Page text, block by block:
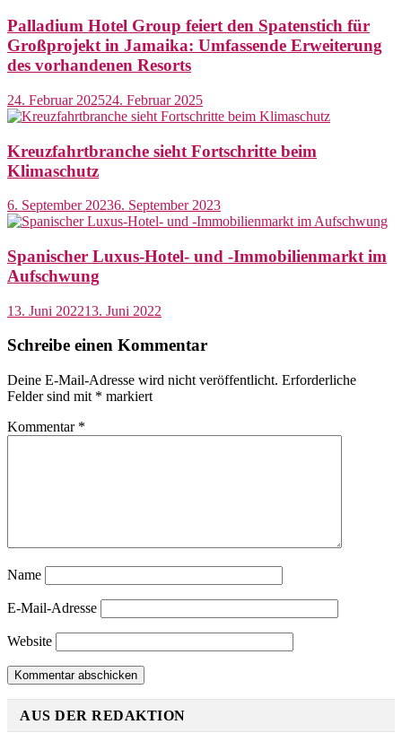
Palladium Hotel Group feiert den Spatenstich für
Großprojekt in Jamaika: Umfassende Erweiterung
des vorhandenen Resorts
24. Februar 202524. Februar 2025
Kreuzfahrtbranche sieht Fortschritte beim
Klimaschutz
6. September 20236. September 2023
Spanischer Luxus-Hotel- und -Immobilienmarkt im
Aufschwung
13. Juni 202213. Juni 2022
Schreibe einen Kommentar
Deine E-Mail-Adresse wird nicht veröffentlicht. Erforderliche
Felder sind mit * markiert
Kommentar *
Name
E-Mail-Adresse
Website
AUS DER REDAKTION